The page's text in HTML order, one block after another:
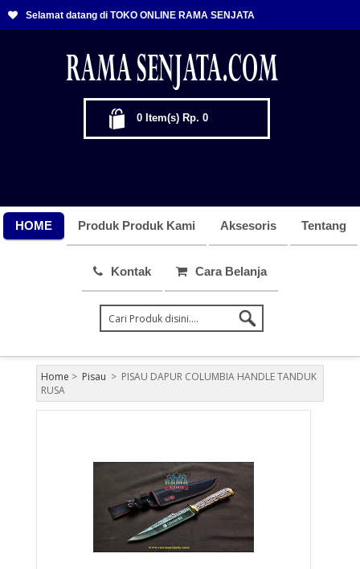
Selamat datang di TOKO ONLINE RAMA SENJATA
0 Item(s) Rp. 0
HOME Produk Produk Kami Aksesoris Tentang
Kontak Cara Belanja
Home > Pisau > PISAU DAPUR COLUMBIA HANDLE TANDUK
RUSA